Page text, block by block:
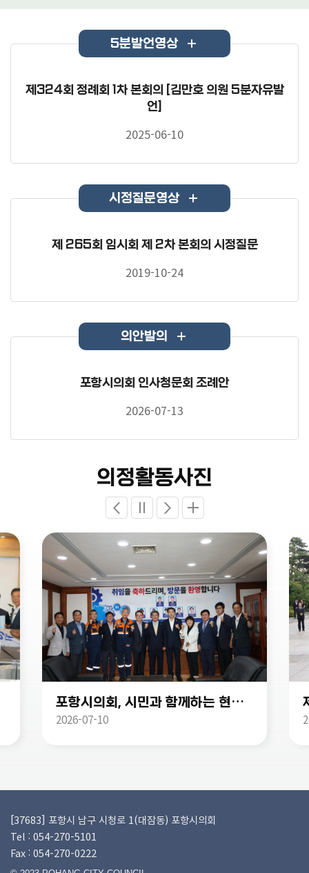
5분발언영상
제324회 정례회 1차 본회의 [김만호 의원 5분자유발
언]
2025-06-10
시정질문영상
제 265회 임시회 제 2차 본회의 시정질문
2019-10-24
의안발의
포항시의회 인사청문회 조례안
2026-07-13
의정활동사진
포항시의회, 시민과 함께하는 현장 중심 의정활동 시작
2026-07-10
[37683] 포항시 남구 시청로 1(대잠동) 포항시의회
Tel : 054-270-5101
Fax : 054-270-0222